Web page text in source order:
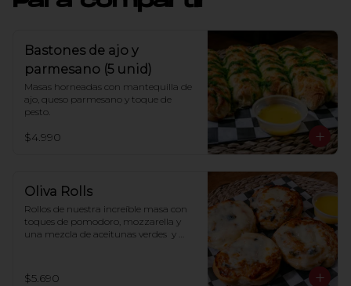
Bastones de ajo y
parmesano (5 unid)
Masas horneadas con mantequilla de
ajo, queso parmesano y toque de
pesto.
$4.990
Oliva Rolls
Rollos de nuestra increíble masa con
toques de pomodoro, mozzarella y
una mezcla de aceitunas verdes  y
$5.690